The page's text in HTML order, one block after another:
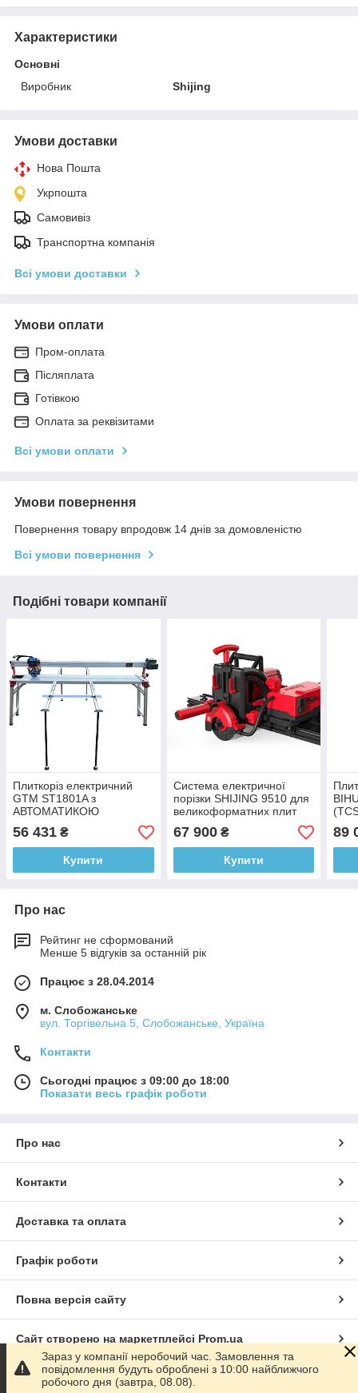
Характеристики
Основні
Виробник
Shijing
Умови доставки
Нова Пошта
Укрпошта
Самовивіз
Транспортна компанія
Всі умови доставки
Умови оплати
Пром-оплата
Післяплата
Готівкою
Оплата за реквізитами
Всі умови оплати
Умови повернення
Повернення товару впродовж 14 днів за домовленістю
Всі умови повернення
Подібні товари компанії
Плиткоріз електричний
GTM ST1801A з
АВТОМАТИКОЮ
(AL1801A)
56 431 ₴
Купити
Система електричної
порізки SHIJING 9510 для
великоформатних плит
3600 мм з
АВТОМАТИКОЮ (S9510)
67 900₴
Купити
89
Про нас
Рейтинг не сформований
Менше 5 відгуків за останній рік
Працює з 28.04.2014
м. Слобожанське
вул. Торгівельна 5, Слобожанське, Україна
Контакти
Сьогодні працює з 09:00 до 18:00
Показати весь графік роботи
Про нас
Контакти
Доставка та оплата
Графік роботи
Повна версія сайту
Сайт створено на маркетплейсі Prom.ua
Політика конфіденційності
Зараз у компанії неробочий час. Замовлення та
повідомлення будуть оброблені з 10:00 найближчого
робочого дня (завтра, 08.08).